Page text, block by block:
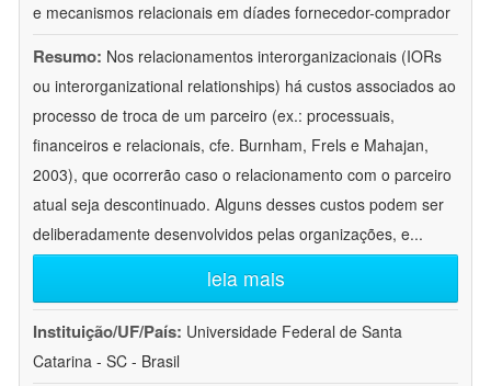
e mecanismos relacionais em díades fornecedor-comprador
Resumo: Nos relacionamentos interorganizacionais (IORs
ou interorganizational relationships) há custos associados ao
processo de troca de um parceiro (ex.: processuais,
financeiros e relacionais, cfe. Burnham, Frels e Mahajan,
2003), que ocorrerão caso o relacionamento com o parceiro
atual seja descontinuado. Alguns desses custos podem ser
deliberadamente desenvolvidos pelas organizações, e...
leia mais
Instituição/UF/País: Universidade Federal de Santa
Catarina - SC - Brasil